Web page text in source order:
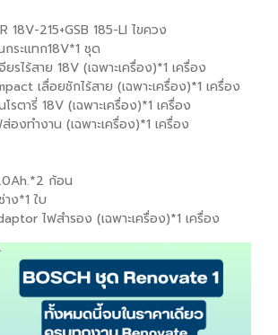
18V-215+GSB 185-LI ไขควง
กระแทก18V*1 ชุด
รไร้สาย 18V (เฉพาะเครื่อง)*1 เครื่อง
เลื่อยชักไร้สาย (เฉพาะเครื่อง)*1 เครื่อง
รตารี่ 18V (เฉพาะเครื่อง)*1 เครื่อง
งทำงาน (เฉพาะเครื่อง)*1 เครื่อง
ก้อน
ง*1 ใบ
ไฟสำรอง (เฉพาะเครื่อง)*1 เครื่อง